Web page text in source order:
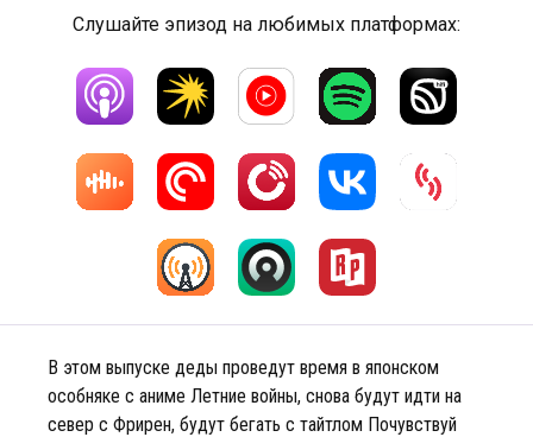
Слушайте эпизод на любимых платформах:
В этом выпуске деды проведут время в японском
особняке с аниме Летние войны, снова будут идти на
север с Фрирен, будут бегать с тайтлом Почувствуй